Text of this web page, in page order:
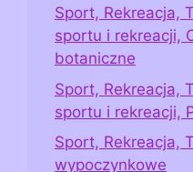
Sport, Rekreacja,
sportu i rekreacji,
botaniczne
Sport, Rekreacja,
sportu i rekreacji,
Sport, Rekreacja,
wypoczynkowe